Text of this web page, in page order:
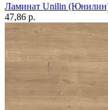
Ламинат Unilin
47,86 p.